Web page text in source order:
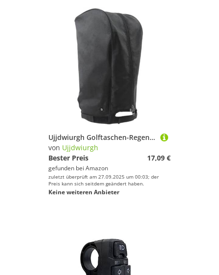
Ujjdwiurgh Golftaschen-Regenschutzhaube, Universeller Regenumhang f¨¹r Golftaschen mit Druckknopf, Wasserdichter, Staubdichter SCHL?gerschutz
von Ujjdwiurgh
Bester Preis
17,09 €
gefunden bei Amazon
zuletzt überprüft am 27.09.2025 um 00:03; der
Preis kann sich seitdem geändert haben.
Keine weiteren Anbieter